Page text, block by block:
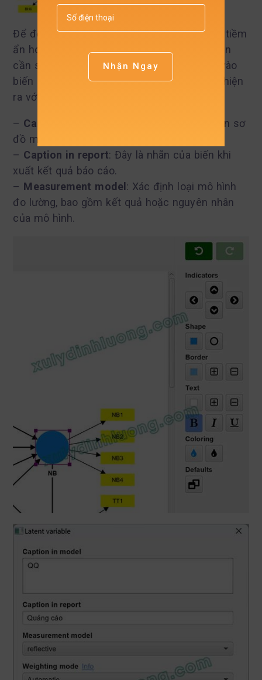
Để đổi tên hoặc thay đổi thông tin của biến tiềm
ẩn hoặc biến quan sát trong SmartPLS 4, bạn
cần sử dụng công cụ “Select” và nhấp đôi vào
biến cần chỉnh sửa. Bảng thông tin biến sẽ hiện
ra với các mục sau:
– Caption in model:
Đây là tên của biến trên sơ
đồ mô hình (diagram).
– Caption in report: Đây là nhãn của biến khi
xuất kết quả báo cáo.
– Measurement model: Xác định loại mô hình
đo lường, bao gồm kết quả hoặc nguyên nhân
của mô hình.
Nhận Ngay